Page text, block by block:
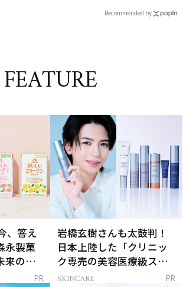
Recommended by
FEATURE
、答え
永製菓
来のキ
PR
岩橋玄樹さんも太鼓判！
日本上陸した「クリニッ
ク専売の美容医療級スキ
ンケア」
SKINCARE PR